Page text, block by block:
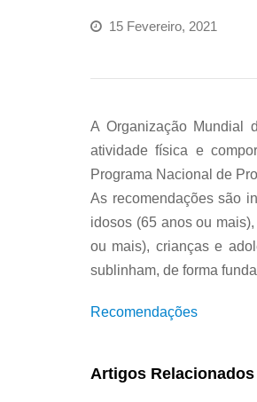
15 Fevereiro, 2021
A Organização Mundial
atividade física e
Programa Nacional de
As recomendações são
idosos (65 anos ou
ou mais), crianças e
sublinham, de forma
Recomendações
Artigos Relacionados